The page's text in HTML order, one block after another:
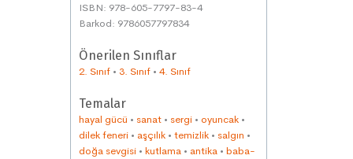
ISBN: 978-605-7797-83-4
Barkod: 9786057797834
Önerilen Sınıflar
2. Sınıf • 3. Sınıf • 4. Sınıf
Temalar
hayal gücü • sanat • sergi • oyuncak •
dilek feneri • aşçılık • temizlik • salgın •
doğa sevgisi • kutlama • antika • baba-